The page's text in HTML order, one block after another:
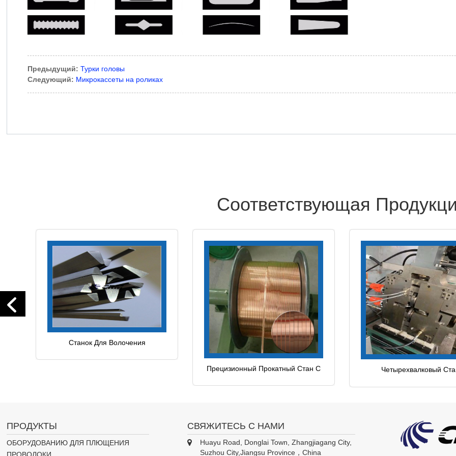
Предыдущий: Турки головы
Следующий: Микрокассеты на роликах
Соответствующая
Станок Для Волочения
Прецизионный Прокатный Стан С
Четырехвалковый
ПРОДУКТЫ
ОБОРУДОВАНИЮ ДЛЯ ПЛЮЩЕНИЯ
ПРОВОЛОКИ
СВЯЖИТЕСЬ С НАМИ
Huayu Road, Donglai Town, Zhangjiagang City,
Suzhou City,Jiangsu Province，China